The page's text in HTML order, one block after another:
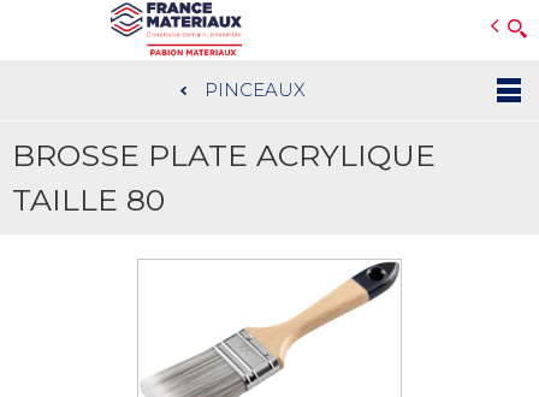
au
contenu
PINCEAUX
BROSSE PLATE ACRYLIQUE
TAILLE 80